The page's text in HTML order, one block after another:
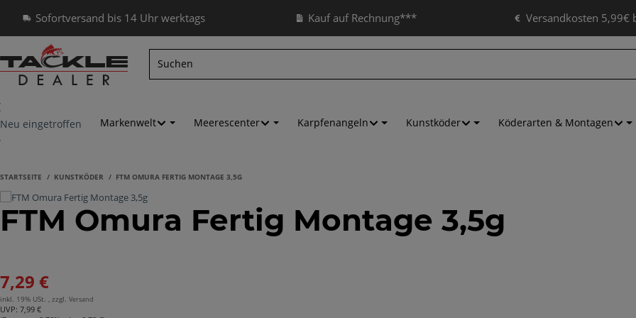
Sofortversand bis 14 Uhr werktags Kauf auf Rechnung*** Versandkosten 5,99€
Neu eingetroffen Markenwelt Meerescenter Karpfenangeln Kunstköder Köderarten & Montagen
STARTSEITE KUNSTKÖDER FTM OMURA FERTIG MONTAGE 3,5G
FTM Omura Fertig Montage 3,5g
7,29 €
inkl. 19% USt. , zzgl. Versand
UVP: 7,99 €